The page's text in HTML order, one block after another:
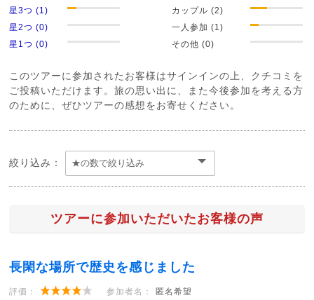
星3つ (1)
星2つ (0)
星1つ (0)
カップル (2)
一人参加 (1)
その他 (0)
このツアーに参加されたお客様はサインインの上、クチコミを
ご投稿いただけます。旅の思い出に、また今後参加を考える方
のために、ぜひツアーの感想をお寄せください。
絞り込み：
ツアーに参加いただいたお客様の声
長閑な場所で歴史を感じました
評価： 参加者名： 匿名希望